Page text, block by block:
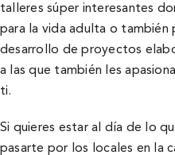
talleres súper interesantes
para la vida adulta o también
desarrollo de proyectos
a las que también les
ti.
Si quieres estar al dí­a de lo
pasarte por los locales en la